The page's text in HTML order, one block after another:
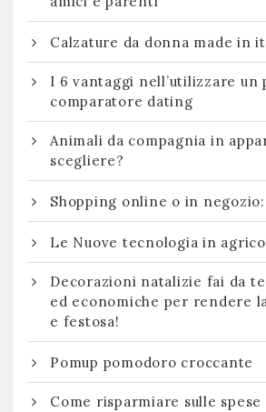
Calzature da donna made in
I 6 vantaggi nell’utilizzare un
comparatore dating
Animali da compagnia in
scegliere?
Shopping online o in
Le Nuove tecnologia in
Decorazioni natalizie fai da
ed economiche per rendere
e festosa!
Pomup pomodoro croccante
Come risparmiare sulle